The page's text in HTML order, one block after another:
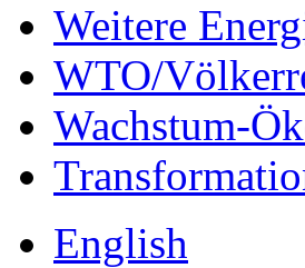
Weitere
WTO/
Wachstum-
English